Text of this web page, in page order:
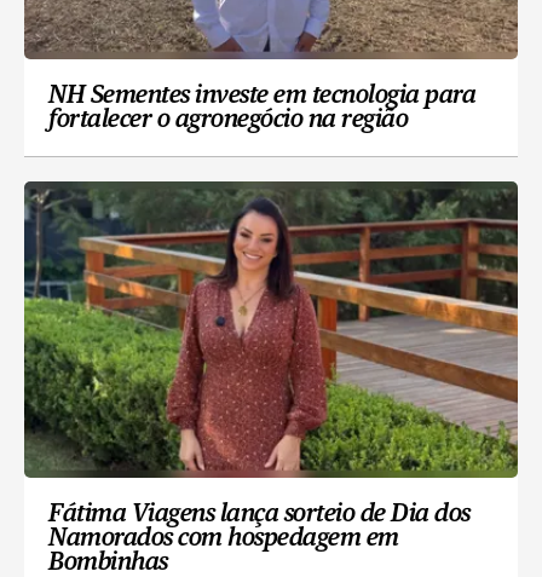
NH Sementes investe em tecnologia para
fortalecer o agronegócio na região
Fátima Viagens lança sorteio de Dia dos
Namorados com hospedagem em
Bombinhas